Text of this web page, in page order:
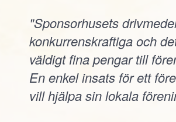
"Sponsorhusets
konkurrenskraftiga och
väldigt fina pengar till
En enkel insats för ett
vill hjälpa sin lokala